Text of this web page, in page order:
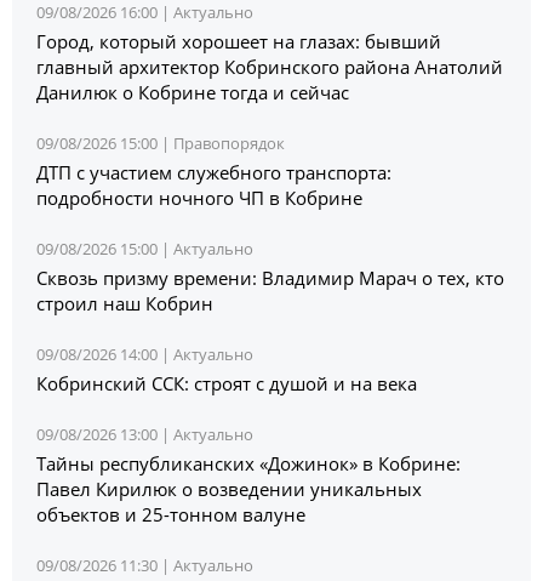
09/08/2026 16:00 | Актуально
Город, который хорошеет на глазах: бывший
главный архитектор Кобринского района Анатолий
Данилюк о Кобрине тогда и сейчас
09/08/2026 15:00 | Правопорядок
ДТП с участием служебного транспорта:
подробности ночного ЧП в Кобрине
09/08/2026 15:00 | Актуально
Сквозь призму времени: Владимир Марач о тех, кто
строил наш Кобрин
09/08/2026 14:00 | Актуально
Кобринский ССК: строят с душой и на века
09/08/2026 13:00 | Актуально
Тайны республиканских «Дожинок» в Кобрине:
Павел Кирилюк о возведении уникальных
объектов и 25-тонном валуне
09/08/2026 11:30 | Актуально